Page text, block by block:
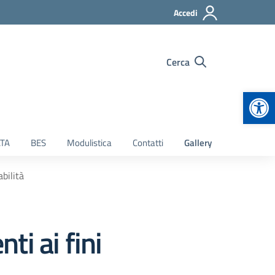
Accedi
Cerca
BES Modulistica Contatti Gallery
ai fini